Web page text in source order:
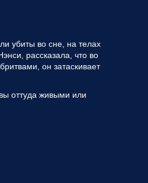
убиты во сне, на телах
рассказала, что во
он затаскивает
оттуда живыми или